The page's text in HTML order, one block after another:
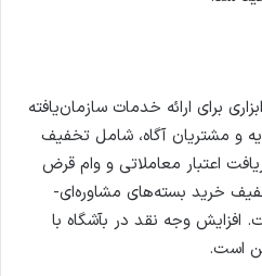
برای ارائه خدمات سازمان‌یافته
و مشتریان آگاه، شامل تخفیف
اعتبار معاملاتی و وام قرض
خرید بسته‌های مشاوره‌ای-
وجه نقد در بآشگاه با
است.